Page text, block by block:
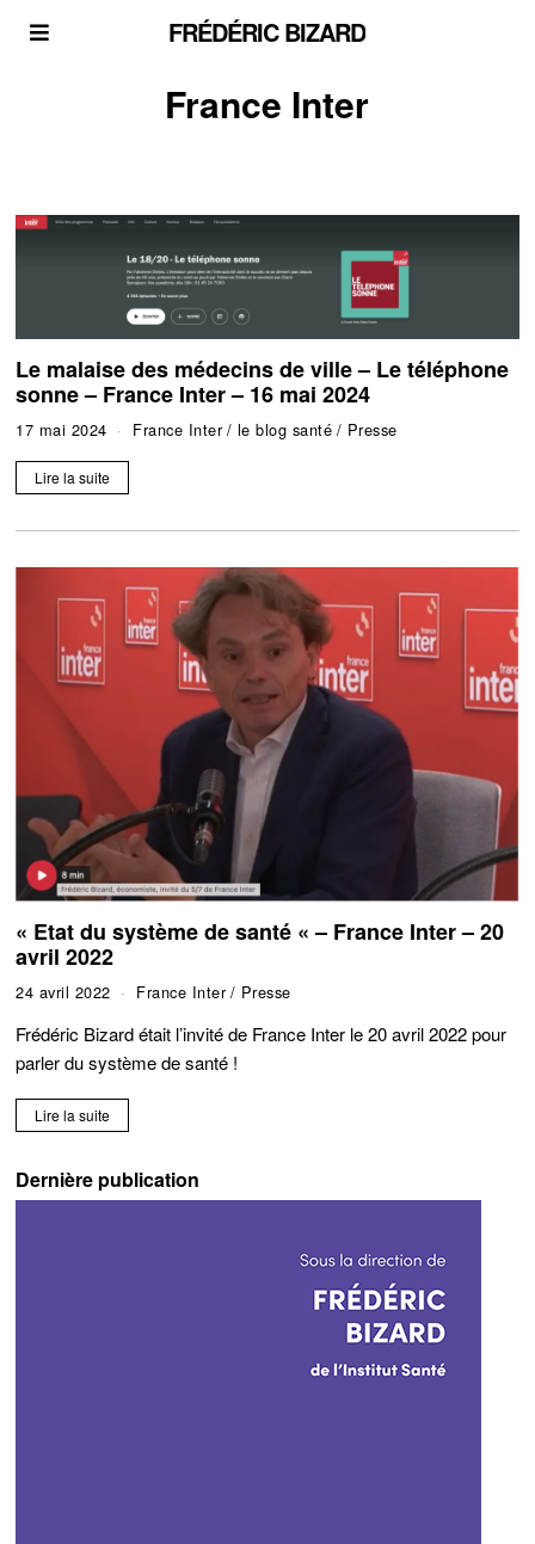
FRÉDÉRIC BIZARD
France Inter
Le malaise des médecins de ville – Le téléphone
sonne – France Inter – 16 mai 2024
17 mai 2024 France Inter / le blog santé / Presse
Lire la suite
« Etat du système de santé « – France Inter – 20
avril 2022
24 avril 2022 France Inter / Presse
Frédéric Bizard était l’invité de France Inter le 20 avril 2022 pour
parler du système de santé !
Lire la suite
Dernière publication